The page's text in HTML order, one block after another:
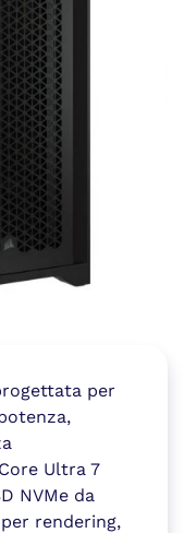
per
Ultra 7
NVMe da
rendering,